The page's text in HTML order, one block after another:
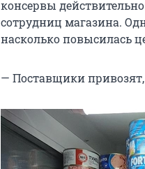
консервы
сотрудниц магазина.
насколько повысилась
— Поставщики